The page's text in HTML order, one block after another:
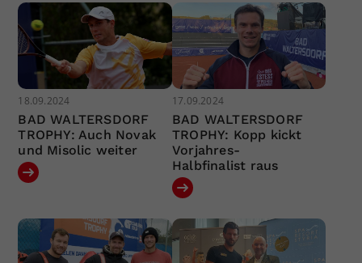
18.09.2024
BAD WALTERSDORF
TROPHY: Auch Novak
und Misolic weiter
17.09.2024
BAD WALTERSDORF
TROPHY: Kopp kickt
Vorjahres-
Halbfinalist raus